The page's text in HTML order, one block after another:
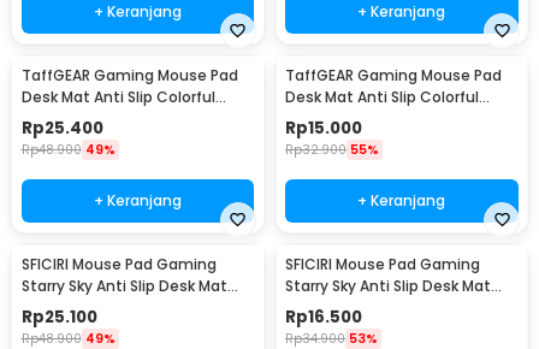
+ Keranjang + Keranjang
TaffGEAR Gaming Mouse Pad
Desk Mat Anti Slip Colorful
Polygonal 900x400x2mm - LM-
980
Rp25.400
Rp48.900 49%
+ Keranjang
TaffGEAR Gaming Mouse Pad
Desk Mat Anti Slip Colorful
Polygonal 800x300x2mm - LM-
980
Rp15.000
Rp32.900 55%
+ Keranjang
SFICIRI Mouse Pad Gaming
Starry Sky Anti Slip Desk Mat
900x400x2mm - SF-980
Rp25.100
Rp48.900 49%
SFICIRI Mouse Pad Gaming
Starry Sky Anti Slip Desk Mat
800x300x2mm - SF-980
Rp16.500
Rp34.900 53%